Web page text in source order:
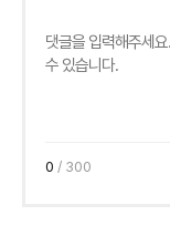
0 / 300